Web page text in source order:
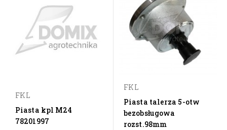
FKL
Piasta kpl M24
78201997
FKL
Piasta talerza 5-otw
bezobsługowa
rozst.98mm